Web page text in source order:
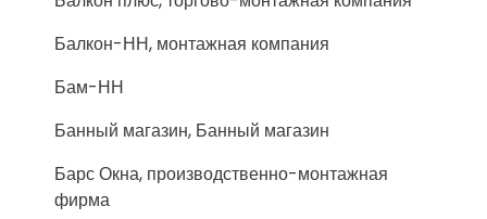
Балкон-НН, монтажная компания
Бам-НН
Банный магазин, Банный магазин
Барс Окна, производственно-монтажная
фирма